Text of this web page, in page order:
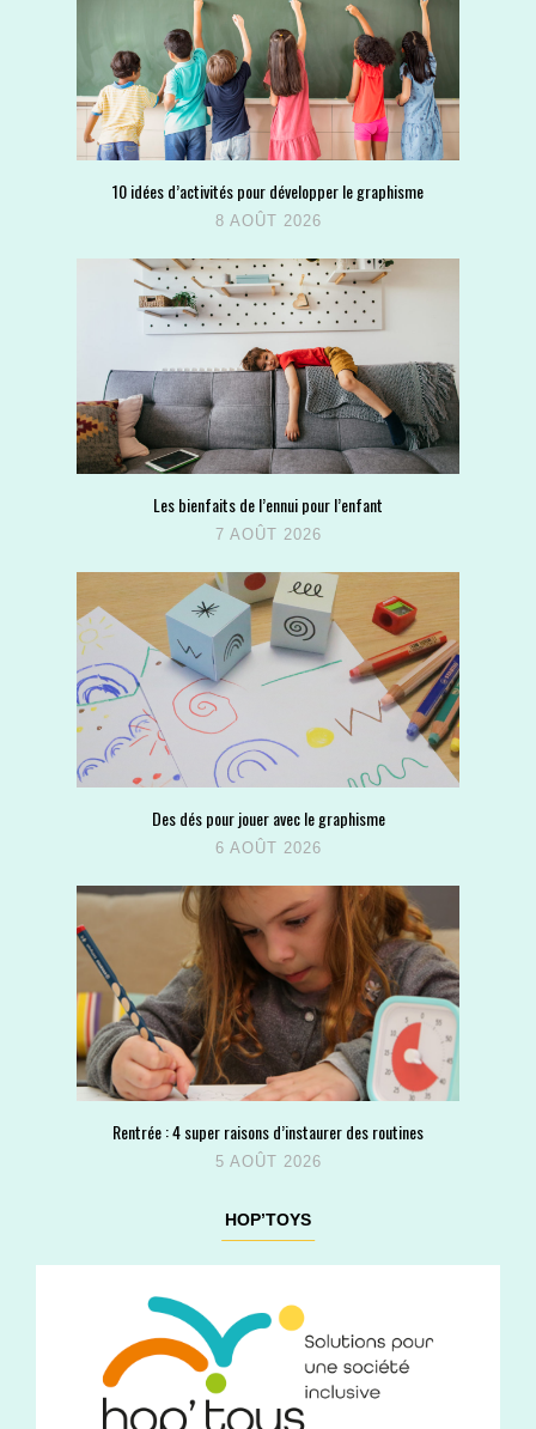
10 idées d’activités pour développer le graphisme
8 AOÛT 2026
Les bienfaits de l’ennui pour l’enfant
7 AOÛT 2026
Des dés pour jouer avec le graphisme
6 AOÛT 2026
Rentrée : 4 super raisons d’instaurer des routines
5 AOÛT 2026
HOP’TOYS